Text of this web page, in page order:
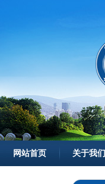
网站首页 关于我们